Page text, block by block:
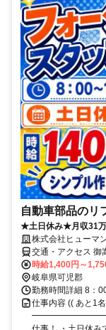
自動車部品のリ
★土日休み★月収31
株式会社ヒューマ
交通・アクセス 御
時給1,400円～
岐阜県可児郡
勤務時間詳細 8：
仕事内容 (( あと1